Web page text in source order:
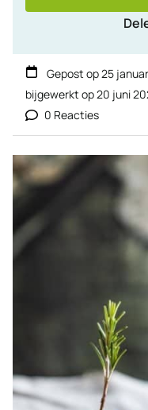
Gepost op25
bijgewerkt op20 juni
0 Reacties